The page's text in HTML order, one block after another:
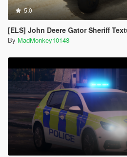
5.0
[ELS] John Deere Gator Sheriff
By MadMonkey10148